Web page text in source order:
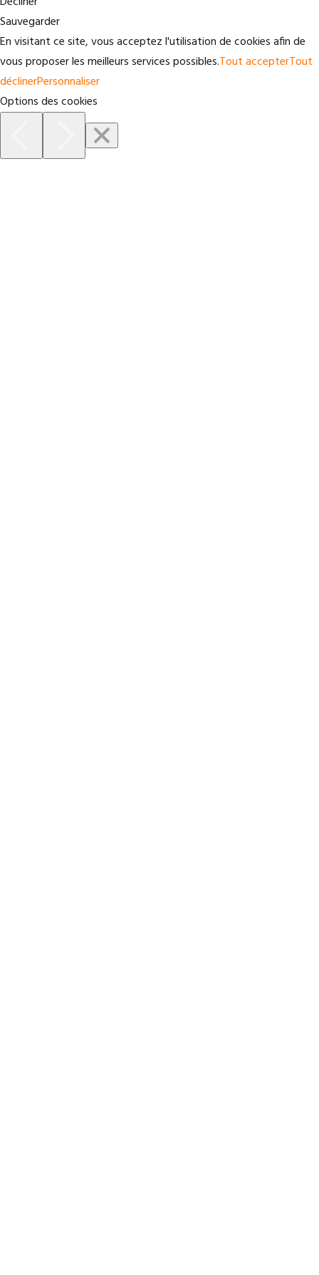
Sauvegarder
En visitant ce site, vous acceptez l'utilisation de cookies afin de
vous proposer les meilleurs services possibles.Tout accepterTout
déclinerPersonnaliser
Options des cookies